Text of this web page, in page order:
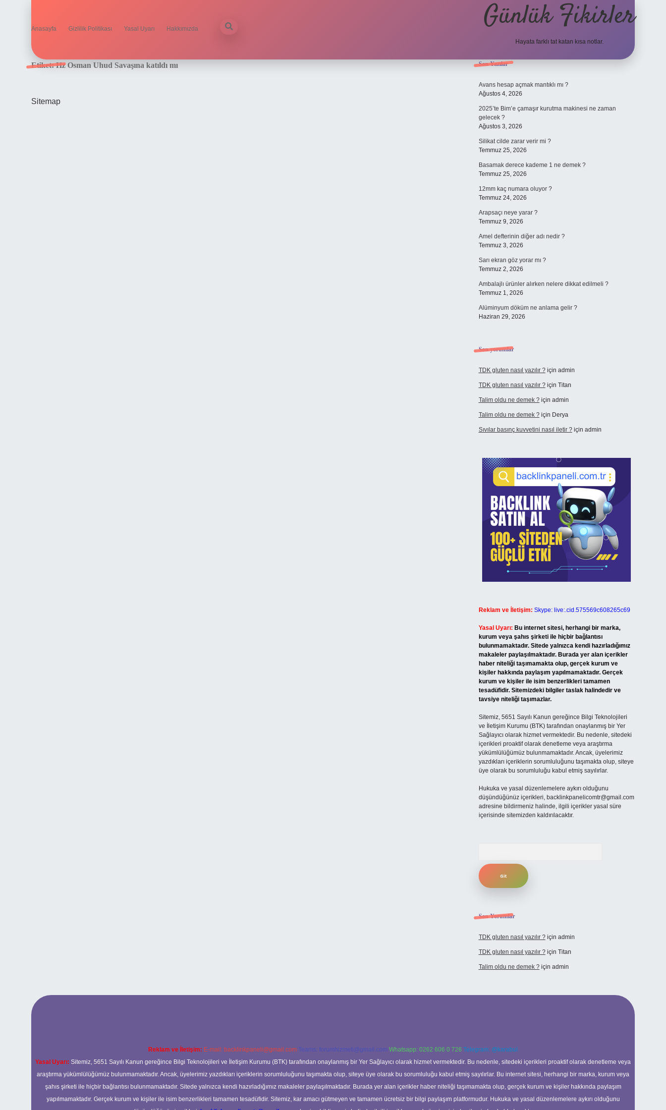
Anasayfa Gizlilik Politikası Yasal Uyarı Hakkımızda Günlük Fikirler
Hayata farklı tat katan kısa notlar.
Etiket:Hz Osman Uhud Savaşına katıldı mı
Sitemap
Sidebar
Son Yazılar
Avans hesap açmak mantıklı mı ?
Ağustos 4, 2026
2025’te Bim’e çamaşır kurutma makinesi ne zaman
gelecek ?
Ağustos 3, 2026
Silikat cilde zarar verir mi ?
Temmuz 25, 2026
Basamak derece kademe 1 ne demek ?
Temmuz 25, 2026
12mm kaç numara oluyor ?
Temmuz 24, 2026
Arapsaçı neye yarar ?
Temmuz 9, 2026
Amel defterinin diğer adı nedir ?
Temmuz 3, 2026
Sarı ekran göz yorar mı ?
Temmuz 2, 2026
Ambalajlı ürünler alırken nelere dikkat edilmeli ?
Temmuz 1, 2026
Alüminyum döküm ne anlama gelir ?
Haziran 29, 2026
Son yorumlar
TDK gluten nasıl yazılır ?için admin
TDK gluten nasıl yazılır ?için Titan
Talim oldu ne demek ?için admin
Talim oldu ne demek ?için Derya
Sıvılar basınç kuvvetini nasıl iletir ?için admin
Reklam ve İletişim: Skype: live:.cid.575569c608265c69
Yasal Uyarı: Bu internet sitesi, herhangi bir marka,
kurum veya şahıs şirketi ile hiçbir bağlantısı
bulunmamaktadır. Sitede yalnızca kendi hazırladığımız
makaleler paylaşılmaktadır. Burada yer alan içerikler
haber niteliği taşımamakta olup, gerçek kurum ve
kişiler hakkında paylaşım yapılmamaktadır. Gerçek
kurum ve kişiler ile isim benzerlikleri tamamen
tesadüfidir. Sitemizdeki bilgiler taslak halindedir ve
tavsiye niteliği taşımazlar.
Sitemiz, 5651 Sayılı Kanun gereğince Bilgi Teknolojileri
ve İletişim Kurumu (BTK) tarafından onaylanmış bir Yer
Sağlayıcı olarak hizmet vermektedir. Bu nedenle, sitedeki
içerikleri proaktif olarak denetleme veya araştırma
yükümlülüğümüz bulunmamaktadır. Ancak, üyelerimiz
yazdıkları içeriklerin sorumluluğunu taşımakta olup, siteye
üye olarak bu sorumluluğu kabul etmiş sayılırlar.
Hukuka ve yasal düzenlemelere aykırı olduğunu
düşündüğünüz içerikleri, backlinkpanelicomtr@gmail.com
adresine bildirmeniz halinde, ilgili içerikler yasal süre
içerisinde sitemizden kaldırılacaktır.
Son Yorumlar
TDK gluten nasıl yazılır ?için admin
TDK gluten nasıl yazılır ?için Titan
Talim oldu ne demek ?için admin
Reklam ve İletişim: E-mail: backlinkpaneli@gmail.com Teams: forumhizmeti@gmail.com Whatsapp: 0262 606 0 726 Telegram: @karabul
Yasal Uyarı: Sitemiz, 5651 Sayılı Kanun gereğince Bilgi Teknolojileri ve İletişim Kurumu (BTK) tarafından onaylanmış bir Yer Sağlayıcı olarak hizmet vermektedir. Bu nedenle, sitedeki içerikleri proaktif olarak denetleme veya
araştırma yükümlülüğümüz bulunmamaktadır. Ancak, üyelerimiz yazdıkları içeriklerin sorumluluğunu taşımakta olup, siteye üye olarak bu sorumluluğu kabul etmiş sayılırlar. Bu internet sitesi, herhangi bir marka, kurum veya
şahıs şirketi ile hiçbir bağlantısı bulunmamaktadır. Sitede yalnızca kendi hazırladığımız makaleler paylaşılmaktadır. Burada yer alan içerikler haber niteliği taşımamakta olup, gerçek kurum ve kişiler hakkında paylaşım
yapılmamaktadır. Gerçek kurum ve kişiler ile isim benzerlikleri tamamen tesadüfidir. Sitemiz, kar amacı gütmeyen ve tamamen ücretsiz bir bilgi paylaşım platformudur. Hukuka ve yasal düzenlemelere aykırı olduğunu